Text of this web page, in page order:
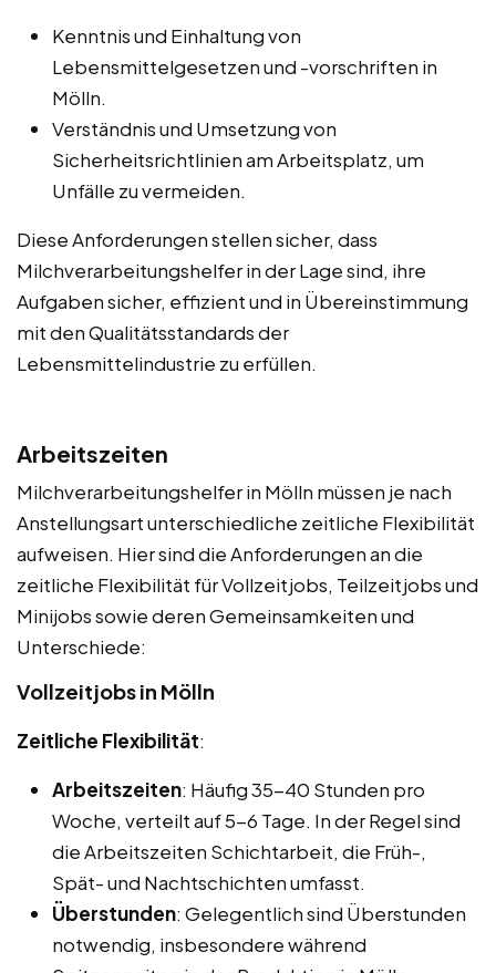
Kenntnis und Einhaltung von
Lebensmittelgesetzen und -vorschriften in
Mölln.
Verständnis und Umsetzung von
Sicherheitsrichtlinien am Arbeitsplatz, um
Unfälle zu vermeiden.
Diese Anforderungen stellen sicher, dass
Milchverarbeitungshelfer in der Lage sind, ihre
Aufgaben sicher, effizient und in Übereinstimmung
mit den Qualitätsstandards der
Lebensmittelindustrie zu erfüllen.
Arbeitszeiten
Milchverarbeitungshelfer in Mölln müssen je nach
Anstellungsart unterschiedliche zeitliche Flexibilität
aufweisen. Hier sind die Anforderungen an die
zeitliche Flexibilität für Vollzeitjobs, Teilzeitjobs und
Minijobs sowie deren Gemeinsamkeiten und
Unterschiede:
Vollzeitjobs in Mölln
Zeitliche Flexibilität:
Arbeitszeiten: Häufig 35-40 Stunden pro
Woche, verteilt auf 5-6 Tage. In der Regel sind
die Arbeitszeiten Schichtarbeit, die Früh-,
Spät- und Nachtschichten umfasst.
Überstunden: Gelegentlich sind Überstunden
notwendig, insbesondere während